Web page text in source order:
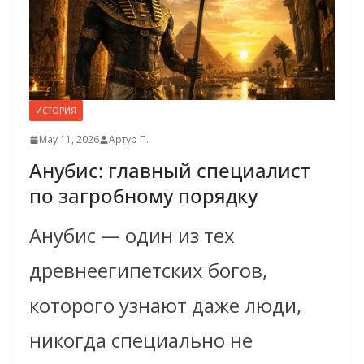
ИСТОРИЯ
May 11, 2026 Артур П.
Анубис: главный специалист
по загробному порядку
Анубис — один из тех
древнеегипетских богов,
которого узнают даже люди,
никогда специально не